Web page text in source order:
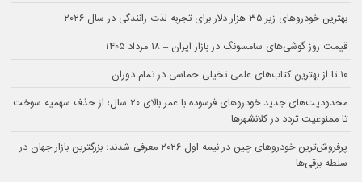
بهترین خودروهای زیر ۳۵ هزار دلار برای تجربه لذت رانندگی در سال ۲۰۲۶
قیمت روز گوشی‌های سامسونگ در بازار ایران – ۱۸ مرداد ۱۴۰۵
۱۰ تا از بهترین کتاب‌های علمی تخیلی حماسی در تمام دوران
محدودیت‌های جدید خودروهای فرسوده با عمر بالای ۲۰ سال: از حذف سهمیه سوخت
تا ممنوعیت تردد در کلانشهرها
پرفروش‌ترین خودروهای چین در نیمه اول ۲۰۲۶ معرفی شدند؛ بزرگترین بازار جهان در
سلطه برقی‌ها